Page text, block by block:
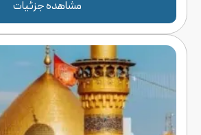
مشاهده جزئیات